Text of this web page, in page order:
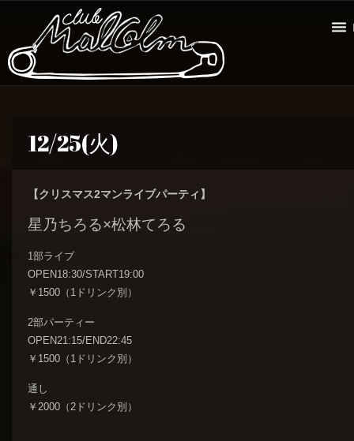
12/25(火)
【クリスマス2マンライブパーティ】
星乃ちろる×松林てろる
1部ライブ
OPEN18:30/START19:00
￥1500（1ドリンク別）
2部パーティー
OPEN21:15/END22:45
￥1500（1ドリンク別）
通し
￥2000（2ドリンク別）